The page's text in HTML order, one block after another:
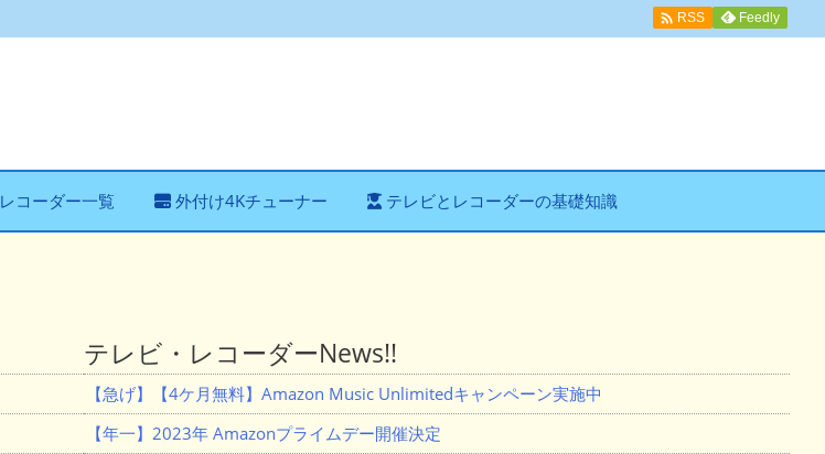
レコーダー一覧 外付け4Kチューナー テレビとレコーダーの基礎知識
 RSS Feedly
テレビ・レコーダーNews!!
【急げ】【4ケ月無料】Amazon Music Unlimitedキャンペーン実施中
【年一】2023年 Amazonプライムデー開催決定